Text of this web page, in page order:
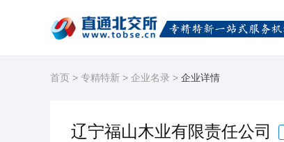
首页 > 专精特新 > 企业名录 > 企业详情
辽宁福山木业有限责任公司